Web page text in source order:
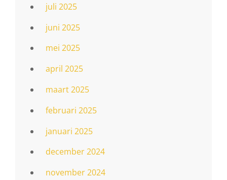
juli 2025
juni 2025
mei 2025
april 2025
maart 2025
februari 2025
januari 2025
december 2024
november 2024